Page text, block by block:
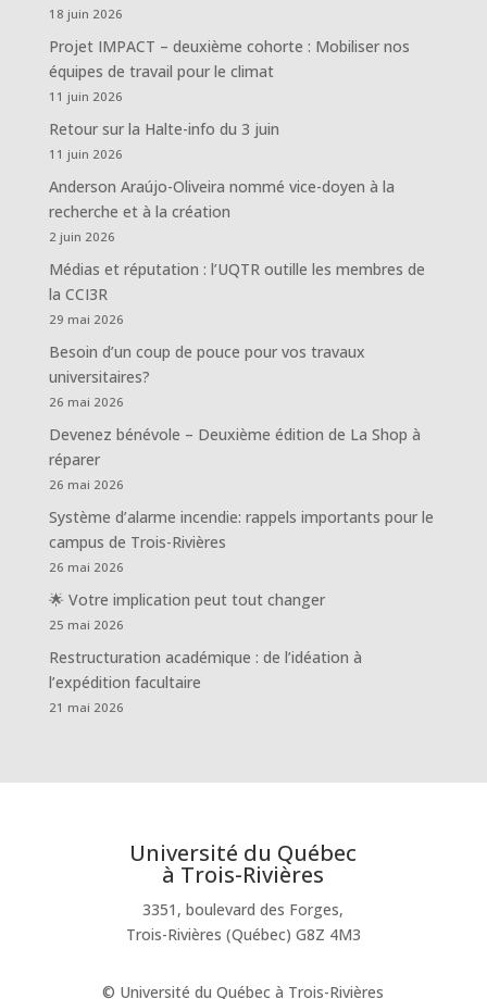
18 juin 2026
Projet IMPACT – deuxième cohorte : Mobiliser nos
équipes de travail pour le climat
11 juin 2026
Retour sur la Halte-info du 3 juin
11 juin 2026
Anderson Araújo-Oliveira nommé vice-doyen à la
recherche et à la création
2 juin 2026
Médias et réputation : l’UQTR outille les membres de
la CCI3R
29 mai 2026
Besoin d’un coup de pouce pour vos travaux
universitaires?
26 mai 2026
Devenez bénévole – Deuxième édition de La Shop à
réparer
26 mai 2026
Système d’alarme incendie: rappels importants pour le
campus de Trois-Rivières
26 mai 2026
🌟 Votre implication peut tout changer
25 mai 2026
Restructuration académique : de l’idéation à
l’expédition facultaire
21 mai 2026
Université du Québec
à Trois-Rivières
3351, boulevard des Forges,
Trois-Rivières (Québec) G8Z 4M3
© Université du Québec à Trois-Rivières